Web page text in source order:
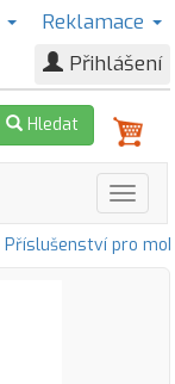
Reklamace
Přihlášení
Hledat
Příslušenství pro